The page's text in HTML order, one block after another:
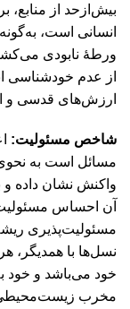
بیش‌ازحد از منابع،
انسانی است،
ورطۀ نابودی
از عدم خودشناسی
ارزش‌های قدسی و
شاخص مسئولیت:
مسائل است به
واکنش نشان داده و
آن احساس
مسئولیت‌پذیری ریشه
نسل‌ها با همدیگر،
خود می‌باشد و خود
مخرب زیست‌محیطی